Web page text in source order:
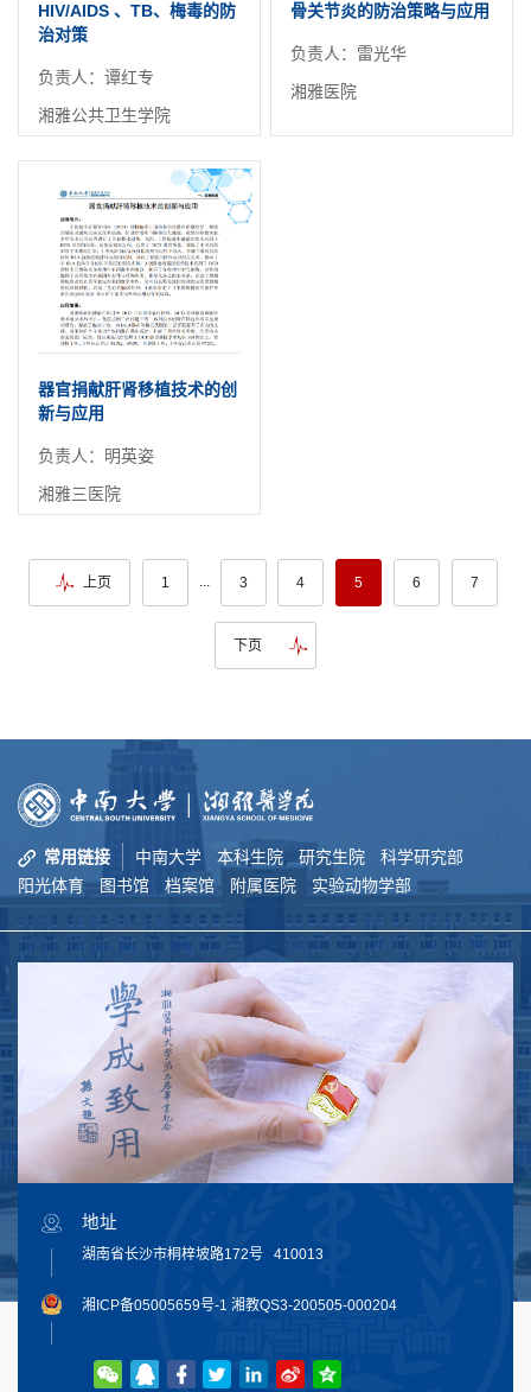
HIV/AIDS 、TB、梅毒的防
治对策
负责人：谭红专
湘雅公共卫生学院
骨关节炎的防治策略与应用
负责人：雷光华
湘雅医院
器官捐献肝肾移植技术的创
新与应用
负责人：明英姿
湘雅三医院
上页 1 ... 3 4 5 6 7
下页
常用链接 中南大学 本科生院 研究生院
科学研究部
阳光体育
图书馆 档案馆 附属医院 实验动物学部
地址
湖南省长沙市桐梓坡路172号 410013
湘ICP备05005659号-1 湘教QS3-200505-000204